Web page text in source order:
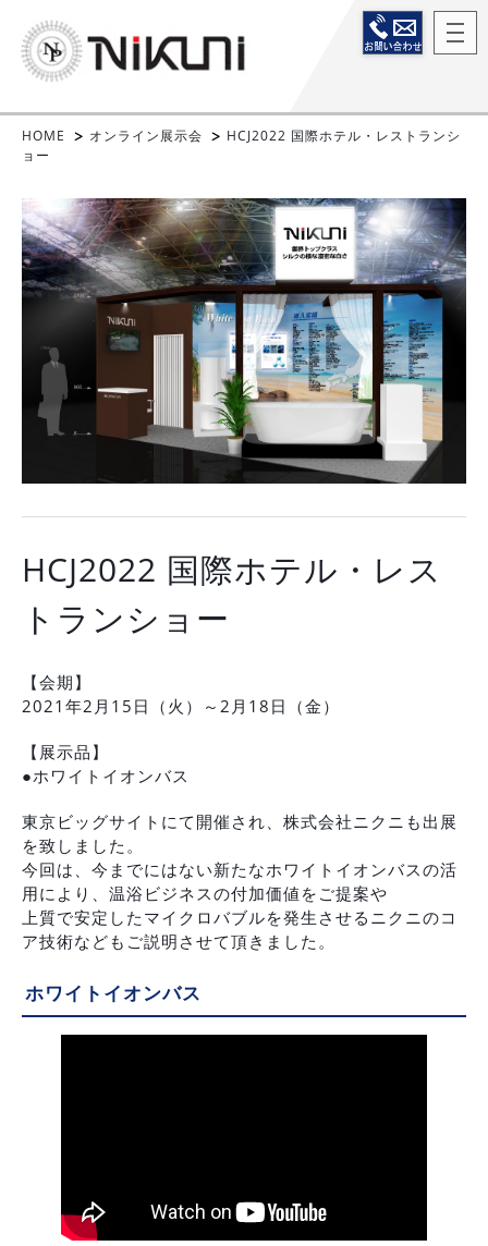
HOME オンライン展示会
HCJ2022 国際ホテル・レストランシ
ョー
HCJ2022 国際ホテル・レス
トランショー
【会期】
2021年2月15日（火）～2月18日（金）
【展示品】
●ホワイトイオンバス
東京ビッグサイトにて開催され、株式会社ニクニも出展
を致しました。
今回は、今までにはない新たなホワイトイオンバスの活
用により、温浴ビジネスの付加価値をご提案や
上質で安定したマイクロバブルを発生させるニクニのコ
ア技術などもご説明させて頂きました。
ホワイトイオンバス